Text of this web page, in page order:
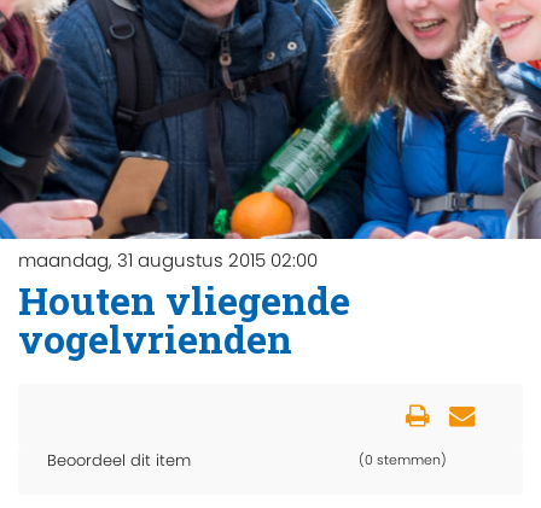
maandag, 31 augustus 2015 02:00
Houten vliegende
vogelvrienden
Beoordeel dit item (0 stemmen)